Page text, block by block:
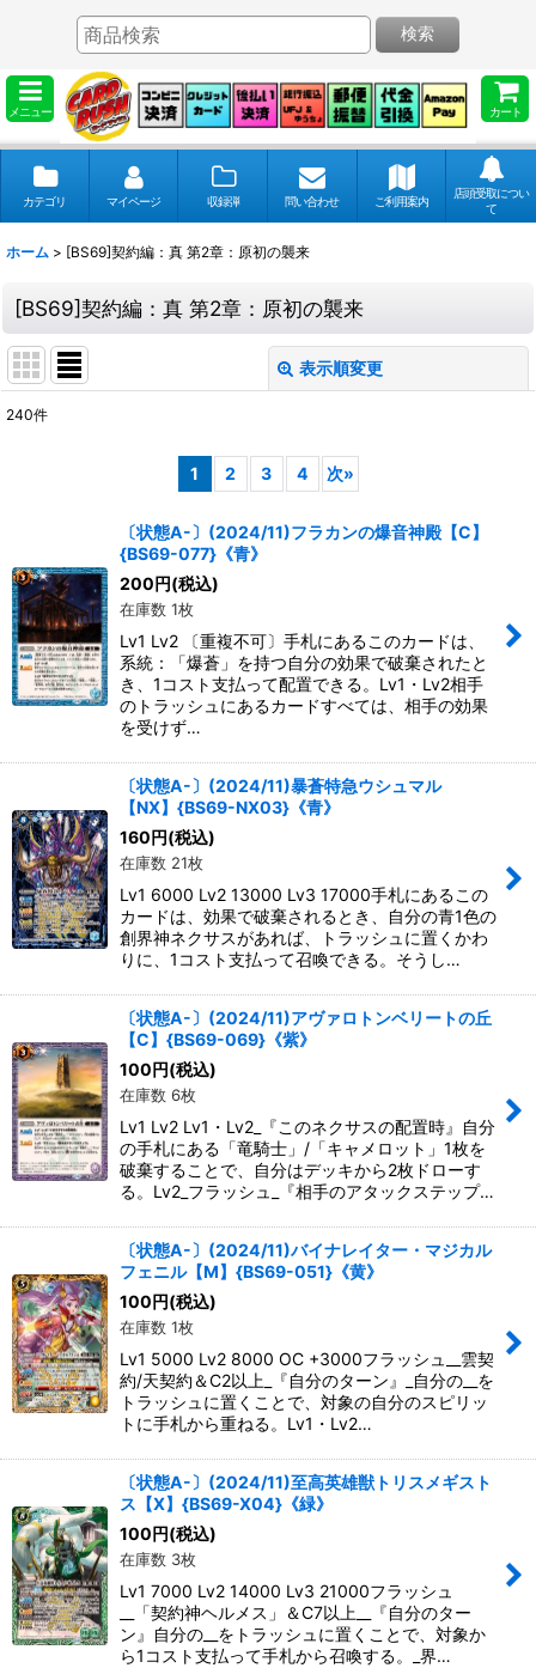
メニュー カート
検索
カテゴリ マイページ 収録弾 問い合わせ ご利用案内
店頭受取につい
て
ホーム > [BS69]契約編：真 第2章：原初の襲来
[BS69]契約編：真 第2章：原初の襲来
表示順変更
絞り込む
240件
1 2 3 4 次»
〔状態A-〕(2024/11)フラカンの爆音神殿【C】
{BS69-077}《青》
200 円(税込)
在庫数 1枚
Lv1 Lv2 〔重複不可〕手札にあるこのカードは、
系統：「爆蒼」を持つ自分の効果で破棄されたと
き、1コスト支払って配置できる。Lv1・Lv2相手
のトラッシュにあるカードすべては、相手の効果
を受けず…
〔状態A-〕(2024/11)暴蒼特急ウシュマル
【NX】{BS69-NX03}《青》
160 円(税込)
在庫数 21枚
Lv1 6000 Lv2 13000 Lv3 17000手札にあるこの
カードは、効果で破棄されるとき、自分の青1色の
創界神ネクサスがあれば、トラッシュに置くかわ
りに、1コスト支払って召喚できる。そうし…
〔状態A-〕(2024/11)アヴァロトンベリートの丘
【C】{BS69-069}《紫》
100 円(税込)
在庫数 6枚
Lv1 Lv2 Lv1・Lv2_『このネクサスの配置時』自分
の手札にある「竜騎士」/「キャメロット」1枚を
破棄することで、自分はデッキから2枚ドローす
る。Lv2_フラッシュ_『相手のアタックステップ…
〔状態A-〕(2024/11)バイナレイター・マジカル
フェニル【M】{BS69-051}《黄》
100 円(税込)
在庫数 1枚
Lv1 5000 Lv2 8000 OC +3000フラッシュ__雲契
約/天契約＆C2以上_『自分のターン』_自分の__を
トラッシュに置くことで、対象の自分のスピリッ
トに手札から重ねる。Lv1・Lv2…
〔状態A-〕(2024/11)至高英雄獣トリスメギスト
ス【X】{BS69-X04}《緑》
100 円(税込)
在庫数 3枚
Lv1 7000 Lv2 14000 Lv3 21000フラッシュ
__「契約神ヘルメス」＆C7以上__『自分のター
ン』自分の__をトラッシュに置くことで、対象か
ら1コスト支払って手札から召喚する。_界…